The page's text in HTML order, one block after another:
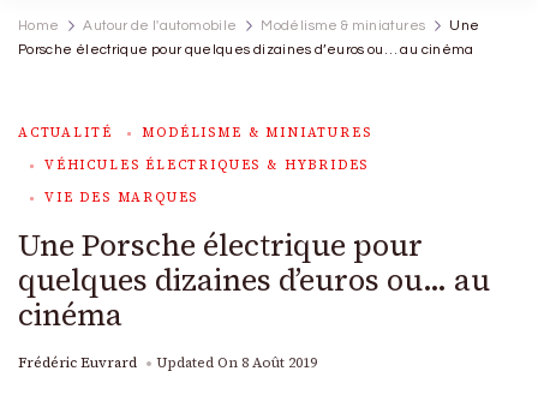
Home Autour de l'automobile Modélisme & miniatures
Une
Porsche électrique pour quelques dizaines d’euros ou… au cinéma
ACTUALITÉ
MODÉLISME & MINIATURES
VÉHICULES ÉLECTRIQUES & HYBRIDES
VIE DES MARQUES
Une Porsche électrique pour
quelques dizaines d’euros ou… au
cinéma
Frédéric Euvrard Updated On 8 Août 2019